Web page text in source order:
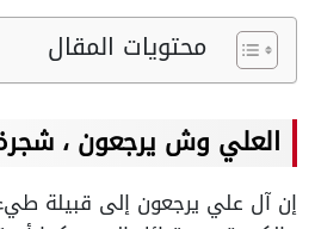
محتويات المقال
العلي وش يرجعون ،
إن آل علي يرجعون إلى قبيلة